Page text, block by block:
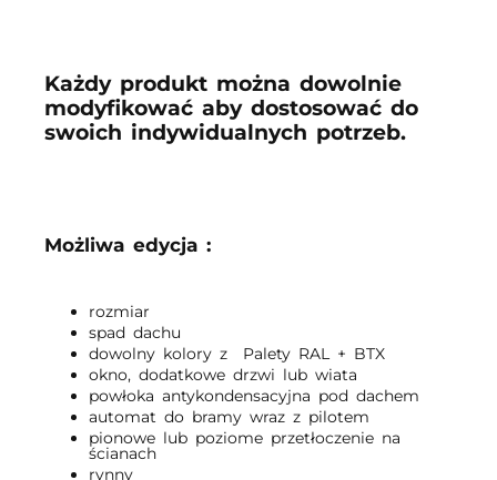
Każdy produkt można dowolnie
modyfikować aby dostosować do
swoich indywidualnych potrzeb.
Możliwa edycja :
rozmiar
spad dachu
dowolny kolory z Palety RAL + BTX
okno, dodatkowe drzwi lub wiata
powłoka antykondensacyjna pod dachem
automat do bramy wraz z pilotem
pionowe lub poziome przetłoczenie na
ścianach
rynny